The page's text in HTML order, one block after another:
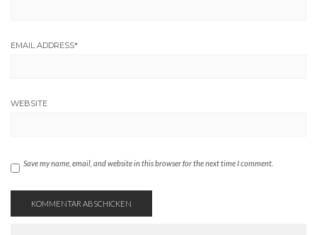
EMAIL ADDRESS*
WEBSITE
Save my name, email, and website in this browser for the next time I comment.